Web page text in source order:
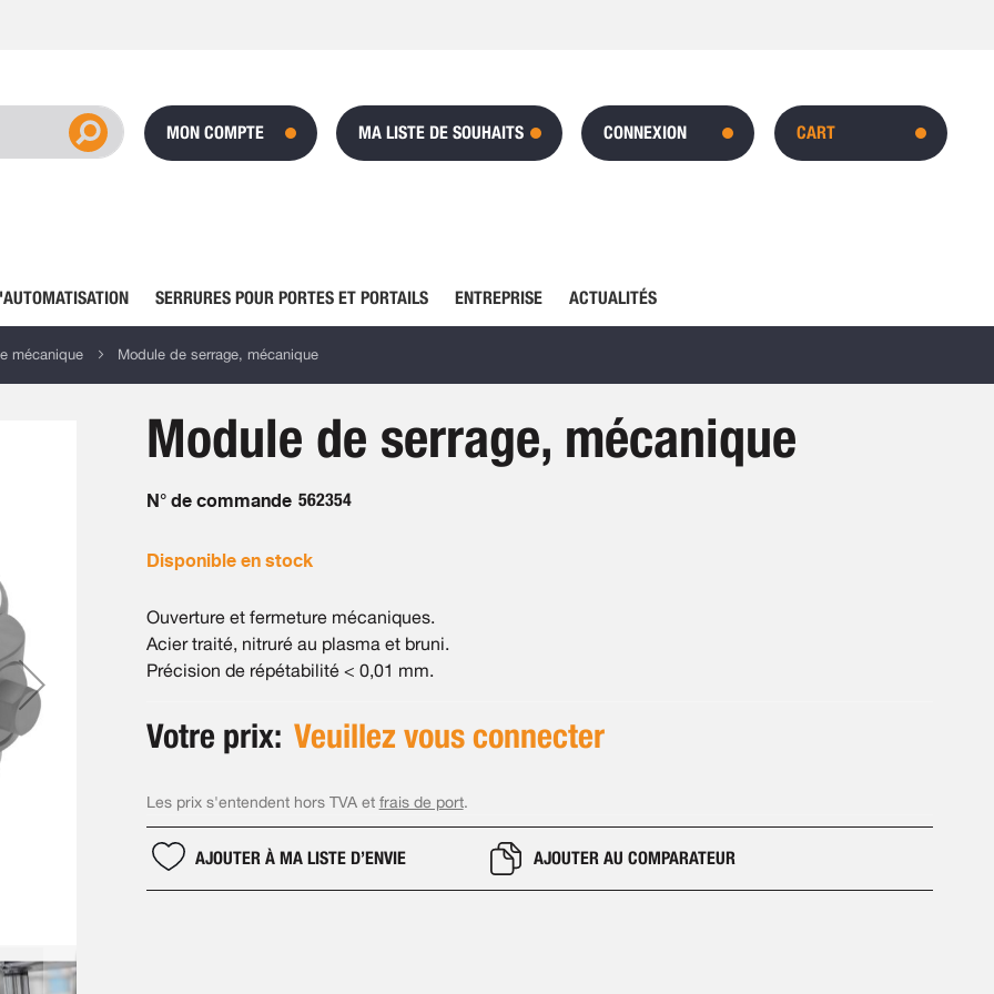
CART
MON COMPTE MA LISTE DE SOUHAITS CONNEXION
SERRURES POUR PORTES ET PORTAILS ENTREPRISE ACTUALITÉS
mécanique Module de serrage, mécanique
Module de serrage, mécanique
N° de commande 562354
Disponible en stock
Ouverture et fermeture mécaniques.
Acier traité, nitruré au plasma et bruni.
Précision de répétabilité < 0,01 mm.
Votre prix: Veuillez vous connecter
Les prix s'entendent hors TVA et frais de port.
AJOUTER À MA LISTE D’ENVIE AJOUTER AU COMPARATEUR